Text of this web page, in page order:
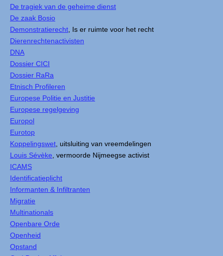
De tragiek van de geheime dienst
De zaak Bosio
Demonstratierecht , Is er ruimte voor het recht
Dierenrechtenactivisten
DNA
Dossier CICI
Dossier RaRa
Etnisch Profileren
Europese Politie en Justitie
Europese regelgeving
Europol
Eurotop
Koppelingswet , uitsluiting van vreemdelingen
Louis Sévèke , vermoorde Nijmeegse activist
ICAMS
Identificatieplicht
Informanten & Infiltranten
Migratie
Multinationals
Openbare Orde
Openheid
Opstand